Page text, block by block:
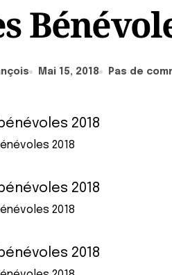
Mai 15, 2018 Pas de
2018
2018